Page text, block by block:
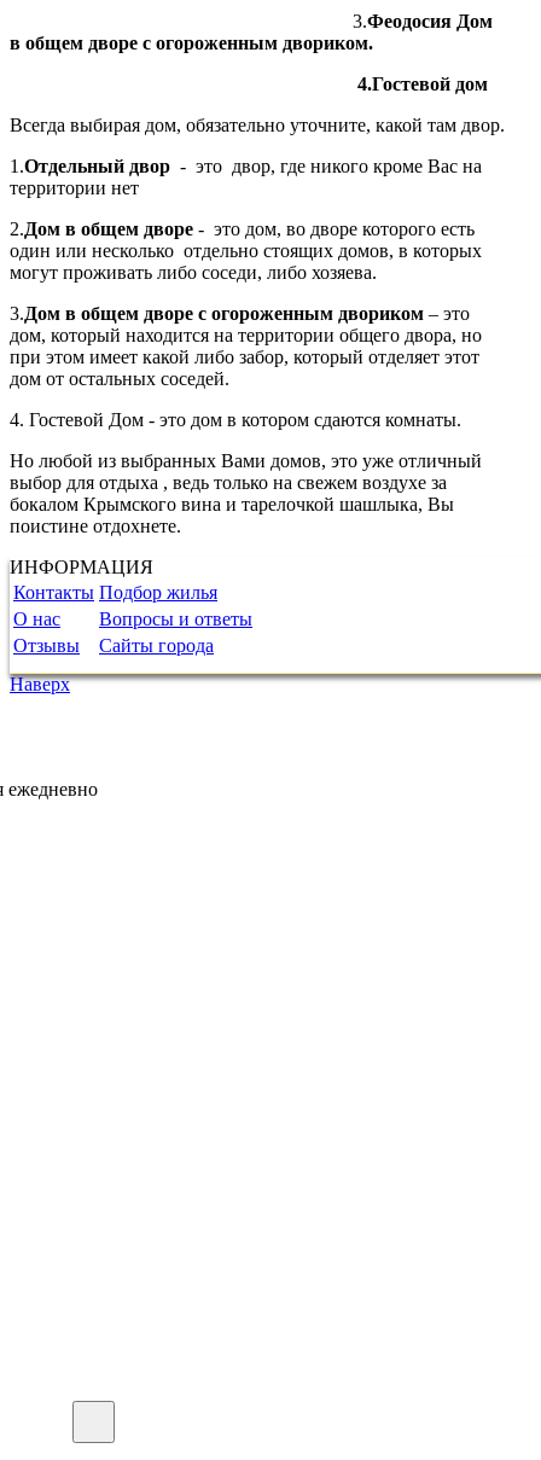
3.Феодосия Дом
в общем дворе с огороженным двориком.
4.Гостевой дом
Всегда выбирая дом, обязательно уточните, какой там двор.
1.Отдельный двор - это двор, где никого кроме Вас на
территории нет
2.Дом в общем дворе - это дом, во дворе которого есть
один или несколько отдельно стоящих домов, в которых
могут проживать либо соседи, либо хозяева.
3.Дом в общем дворе с огороженным двориком – это
дом, который находится на территории общего двора, но
при этом имеет какой либо забор, который отделяет этот
дом от остальных соседей.
4. Гостевой Дом - это дом в котором сдаются комнаты.
Но любой из выбранных Вами домов, это уже отличный
выбор для отдыха , ведь только на свежем воздухе за
бокалом Крымского вина и тарелочкой шашлыка, Вы
поистине отдохнете.
ИНФОРМАЦИЯ
Контакты Подбор жилья
О нас
Вопросы и ответы
Отзывы
Сайты города
Наверх
ежедневно